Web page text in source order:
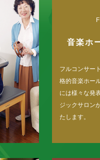
音楽ホ
フルコンサー
格的音楽ホー
には様々な発
ジックサロン
たします。